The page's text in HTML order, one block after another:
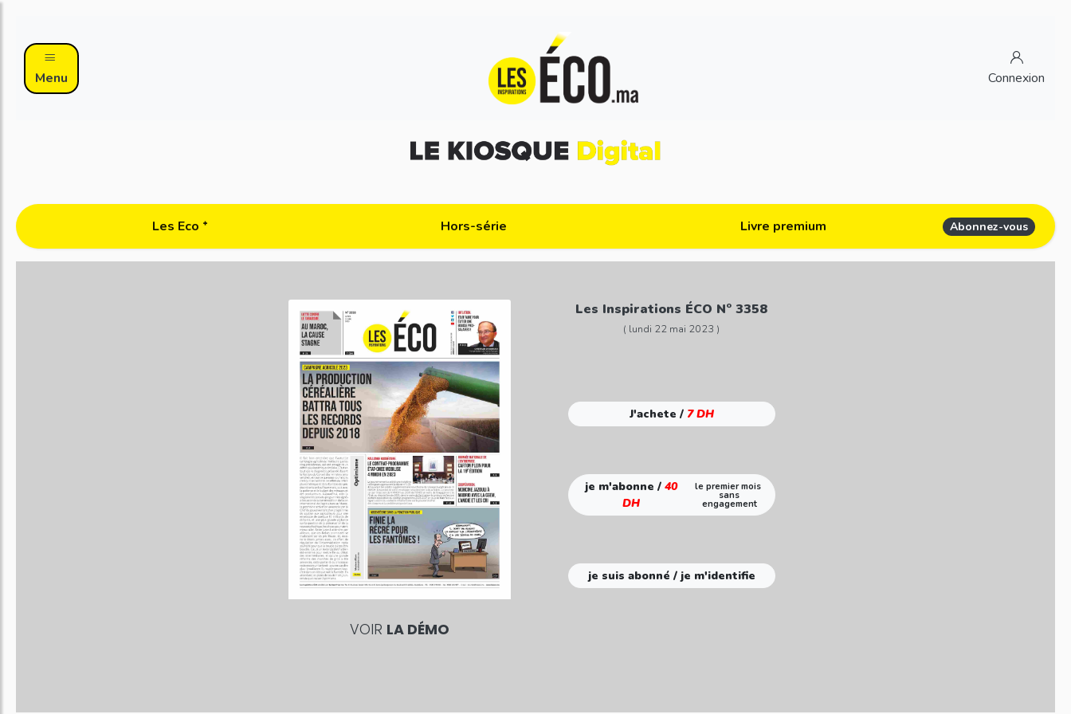
Menu Connexion
Les Eco ᐩ Hors-série Livre premium Abonnez-vous
VOIR LA DÉMO
Les Inspirations ÉCO N° 3358
( lundi 22 mai 2023 )
J'achete / 7 DH
je m'abonne / 40
DH
le premier mois
sans
engagement
je suis abonné / je m'identifie